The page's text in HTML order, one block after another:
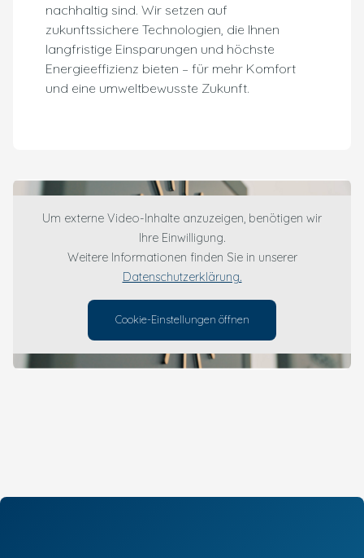
nachhaltig sind. Wir setzen auf
zukunftssichere Technologien, die Ihnen
langfristige Einsparungen und höchste
Energieeffizienz bieten – für mehr Komfort
und eine umweltbewusste Zukunft.
Um externe Video-Inhalte anzuzeigen, benötigen wir
Ihre Einwilligung.
Weitere Informationen finden Sie in unserer
Datenschutzerklärung.
Cookie-Einstellungen öffnen